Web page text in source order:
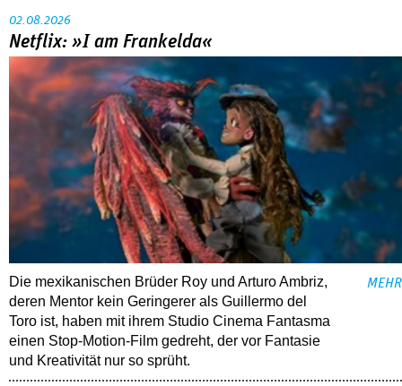
02.08.2026
Netflix: »I am Frankelda«
Die mexikanischen Brüder Roy und Arturo Ambriz,
deren Mentor kein Geringerer als Guillermo del
Toro ist, haben mit ihrem Studio Cinema Fantasma
einen Stop-Motion-Film gedreht, der vor Fantasie
und Kreativität nur so sprüht.
MEHR